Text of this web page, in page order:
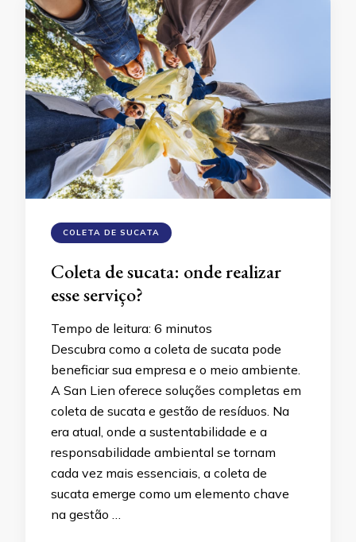
COLETA DE SUCATA
Coleta de sucata: onde realizar
esse serviço?
Tempo de leitura: 6 minutos
Descubra como a coleta de sucata pode
beneficiar sua empresa e o meio ambiente.
A San Lien oferece soluções completas em
coleta de sucata e gestão de resíduos. Na
era atual, onde a sustentabilidade e a
responsabilidade ambiental se tornam
cada vez mais essenciais, a coleta de
sucata emerge como um elemento chave
na gestão …